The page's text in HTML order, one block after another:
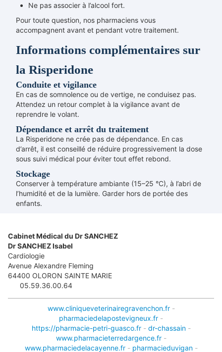
Ne pas associer à l’alcool fort.
Pour toute question, nos pharmaciens vous
accompagnent avant et pendant votre traitement.
Informations complémentaires sur
la Risperidone
Conduite et vigilance
En cas de somnolence ou de vertige, ne conduisez pas.
Attendez un retour complet à la vigilance avant de
reprendre le volant.
Dépendance et arrêt du traitement
La Risperidone ne crée pas de dépendance. En cas
d’arrêt, il est conseillé de réduire progressivement la dose
sous suivi médical pour éviter tout effet rebond.
Stockage
Conserver à température ambiante (15–25 °C), à l’abri de
l’humidité et de la lumière. Garder hors de portée des
enfants.
Cabinet Médical du Dr SANCHEZ
Dr SANCHEZ Isabel
Cardiologie
Avenue Alexandre Fleming
64400 OLORON SAINTE MARIE
05.59.36.00.64
www.cliniqueveterinairegravenchon.fr-
pharmaciedelapostevigneux.fr -
https://pharmacie-petri-guasco.fr- dr-chassain-
www.pharmacieterredargence.fr-
www.pharmaciedelacayenne.fr- pharmacieduvigan-